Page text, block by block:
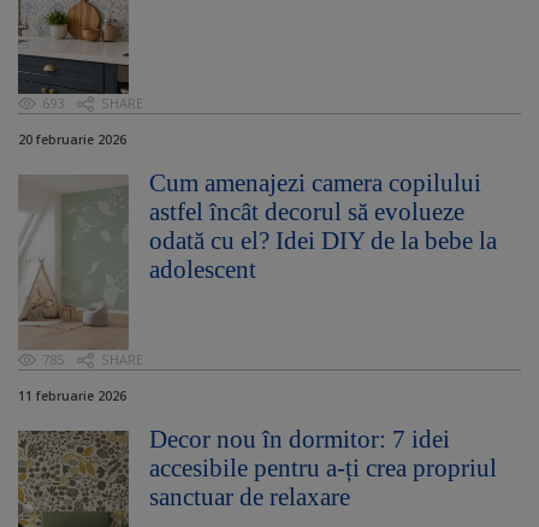
693 SHARE
20 februarie 2026
Cum amenajezi camera copilului
astfel încât decorul să evolueze
odată cu el? Idei DIY de la bebe la
adolescent
785 SHARE
11 februarie 2026
Decor nou în dormitor: 7 idei
accesibile pentru a-ți crea propriul
sanctuar de relaxare